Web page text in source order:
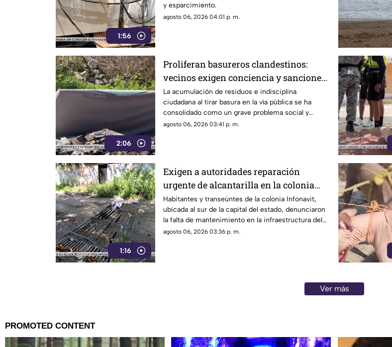
1:56
y esparcimiento.
agosto 06, 2026 04:01 p. m.
2:06
Proliferan basureros clandestinos:
vecinos exigen conciencia y sanciones
más estrictas
La acumulación de residuos e indisciplina
ciudadana al tirar basura en la vía pública se ha
consolidado como un grave problema social y
ambiental en el puerto de Acapulco.
agosto 06, 2026 03:41 p. m.
1:16
Exigen a autoridades reparación
urgente de alcantarilla en la colonia
Infonavit de Chilpancingo
Habitantes y transeúntes de la colonia Infonavit,
ubicada al sur de la capital del estado, denunciaron
la falta de mantenimiento en la infraestructura del
drenaje pluvial sobre la calle Circunvalación
agosto 06, 2026 03:36 p. m.
Ver más